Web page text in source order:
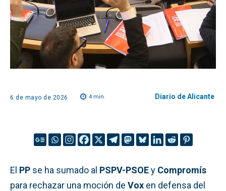
6 de mayo de 2026 4min. Diario de Alicante
El PP se ha sumado al PSPV-PSOEy Compromís
para rechazar una moción de Vox en defensa del